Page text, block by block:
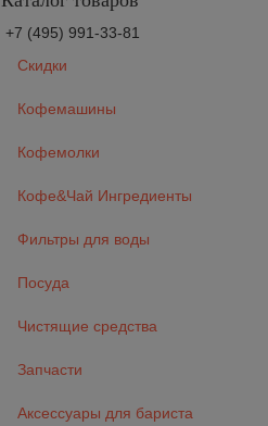
+7 (495) 991-33-81
Скидки
Кофемашины
Кофемолки
Кофе&Чай Ингредиенты
Фильтры для воды
Посуда
Чистящие средства
Запчасти
Аксессуары для бариста